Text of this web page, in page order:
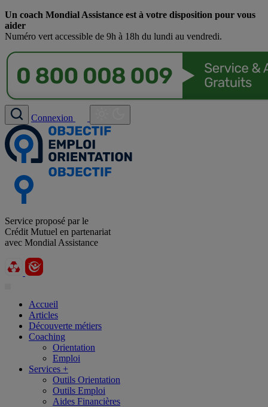
Un coach Mondial Assistance est à votre disposition pour vous
aider
Numéro vert accessible de 9h à 18h du lundi au vendredi.
Connexion
Service proposé par le
Crédit Mutuel en partenariat
avec Mondial Assistance
Accueil
Articles
Découverte métiers
Coaching
Orientation
Emploi
Services +
Outils Orientation
Outils Emploi
Aides Financières